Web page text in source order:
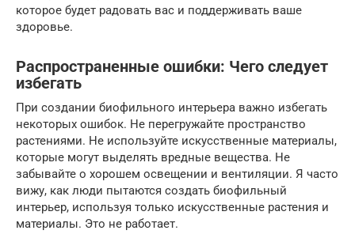
которое будет радовать вас и поддерживать ваше
здоровье.
Распространенные ошибки: Чего следует
избегать
При создании биофильного интерьера важно избегать
некоторых ошибок. Не перегружайте пространство
растениями. Не используйте искусственные материалы,
которые могут выделять вредные вещества. Не
забывайте о хорошем освещении и вентиляции. Я часто
вижу, как люди пытаются создать биофильный
интерьер, используя только искусственные растения и
материалы. Это не работает.